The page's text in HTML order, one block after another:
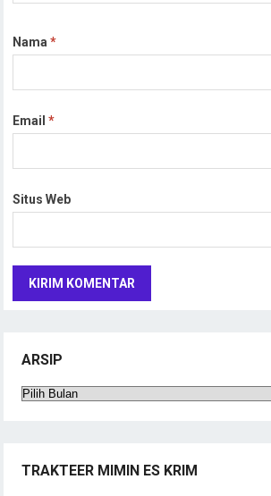
Nama*
Email*
Situs Web
ARSIP
Arsip
TRAKTEER MIMIN ES KRIM